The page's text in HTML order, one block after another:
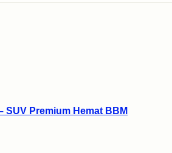
SUV Premium Hemat BBM